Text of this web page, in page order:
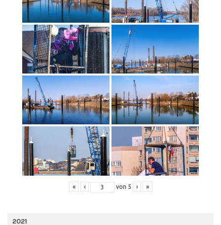
« ‹ von 5 › »
2021